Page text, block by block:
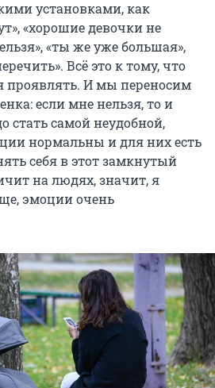
установками, как
«хорошие девочки не
«ты же уже большая»,
Всё это к тому, что
проявлять. И мы переносим
если мне нельзя, то и
стать самой неудобной,
нормальны и для них есть
себя в этот замкнутый
на людях, значит, я
эмоции очень